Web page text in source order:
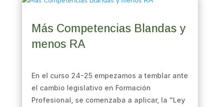
Más Competencias Blandas y
menos RA
En el curso 24-25 empezamos a temblar ante
el cambio legislativo en Formación
Profesional, se comenzaba a aplicar, la “Ley